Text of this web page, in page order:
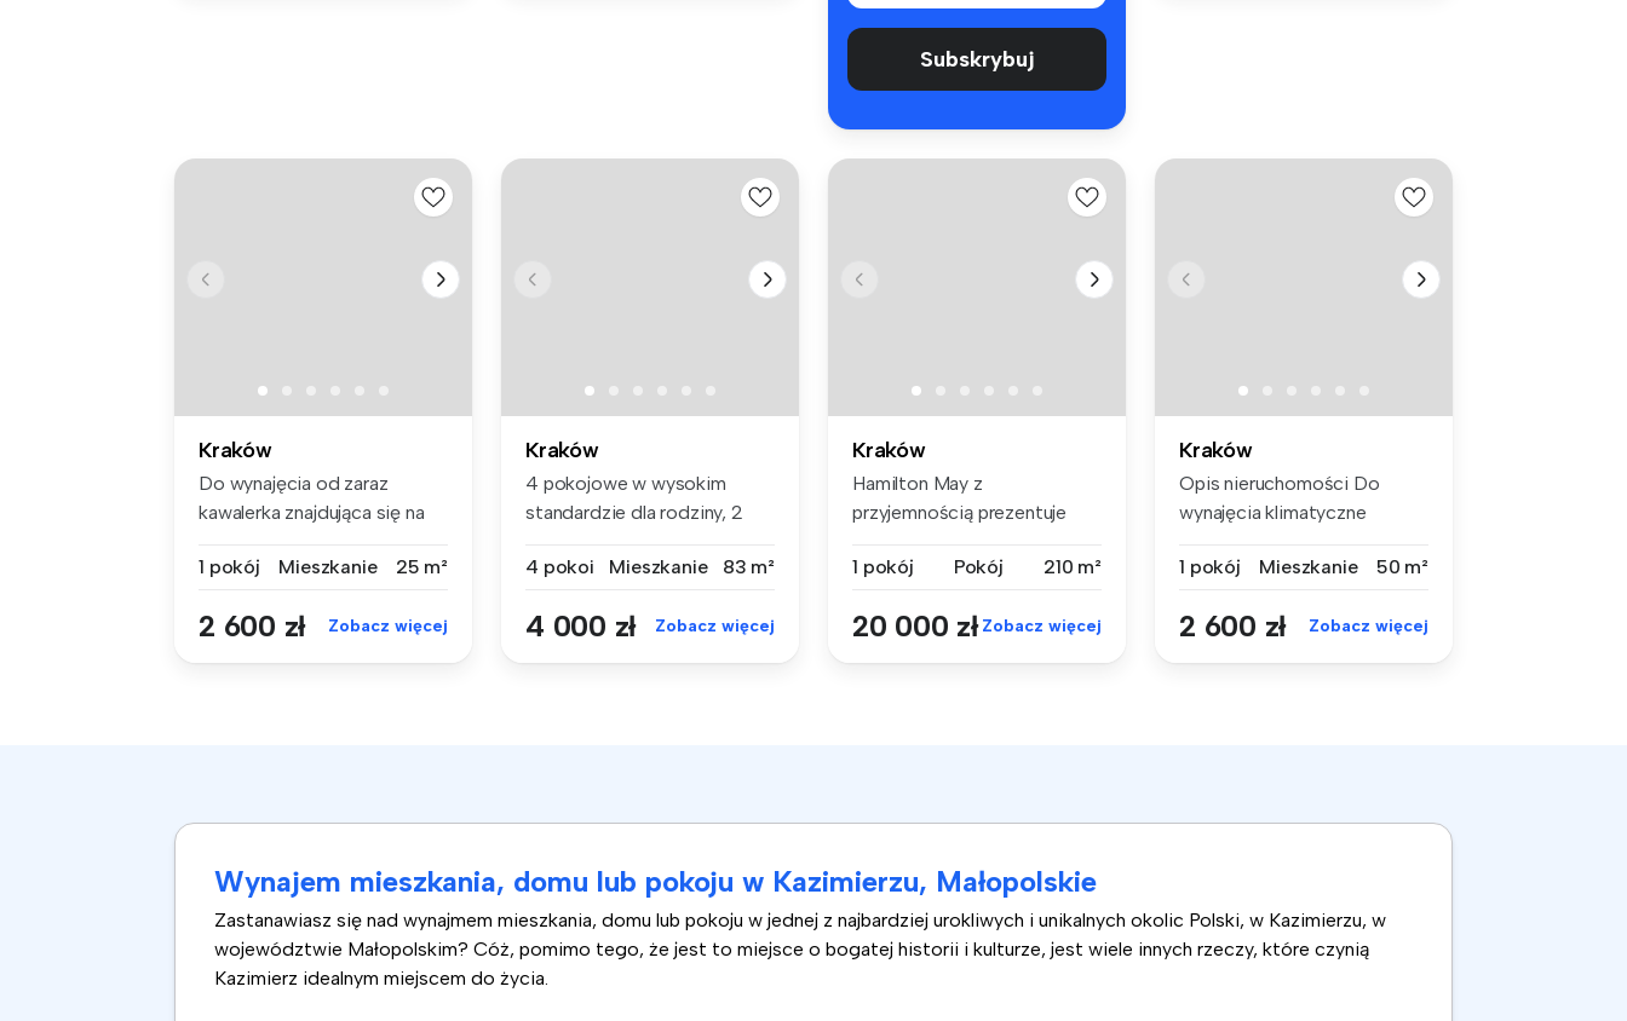
Subskrybuj
Kraków
Do wynajęcia od zaraz
kawalerka znajdująca się na
1 pokój
Mieszkanie 25 m²
2 600 zł Zobacz więcej
Kraków
4 pokojowe w wysokim
standardzie dla rodziny, 2
4 pokoi
Mieszkanie 83 m²
4 000 zł Zobacz więcej
Kraków
Hamilton May z
przyjemnością prezentuje
1 pokój
Pokój 210 m²
20 000 zł Zobacz więcej
Kraków
Opis nieruchomości Do
wynajęcia klimatyczne
1 pokój
Mieszkanie 50 m²
2 600 zł Zobacz więcej
Wynajem mieszkania, domu lub pokoju w Kazimierzu, Małopolskie
Zastanawiasz się nad wynajmem mieszkania, domu lub pokoju w jednej z najbardziej urokliwych i unikalnych okolic Polski, w Kazimierzu, w
województwie Małopolskim? Cóż, pomimo tego, że jest to miejsce o bogatej historii i kulturze, jest wiele innych rzeczy, które czynią
Kazimierz idealnym miejscem do życia.